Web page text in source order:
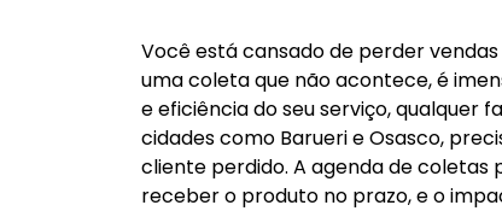
Você está cansado de perder
uma coleta que não acontece, é
e eficiência do seu serviço, qualquer
cidades como Barueri e Osasco,
cliente perdido. A agenda de coletas
receber o produto no prazo, e o